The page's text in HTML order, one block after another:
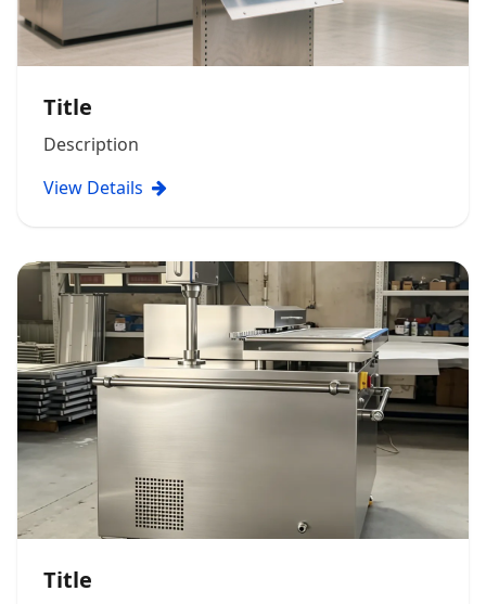
Title
Description
View Details
Title